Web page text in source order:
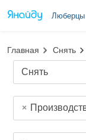
Люберцы
Главная Снять
Снять